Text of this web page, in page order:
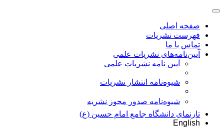
صفحه اصلی
فهرست نشریات
تماس با ما
آیین‌نامه‌های نشریات علمی
آیین نامه نشریات علمی
شیوه‌نامه انتشار نشریات
شیوهنامه صدور مجوز نشریه
تارنمای دانشگاه جامع امام حسین (ع)
English